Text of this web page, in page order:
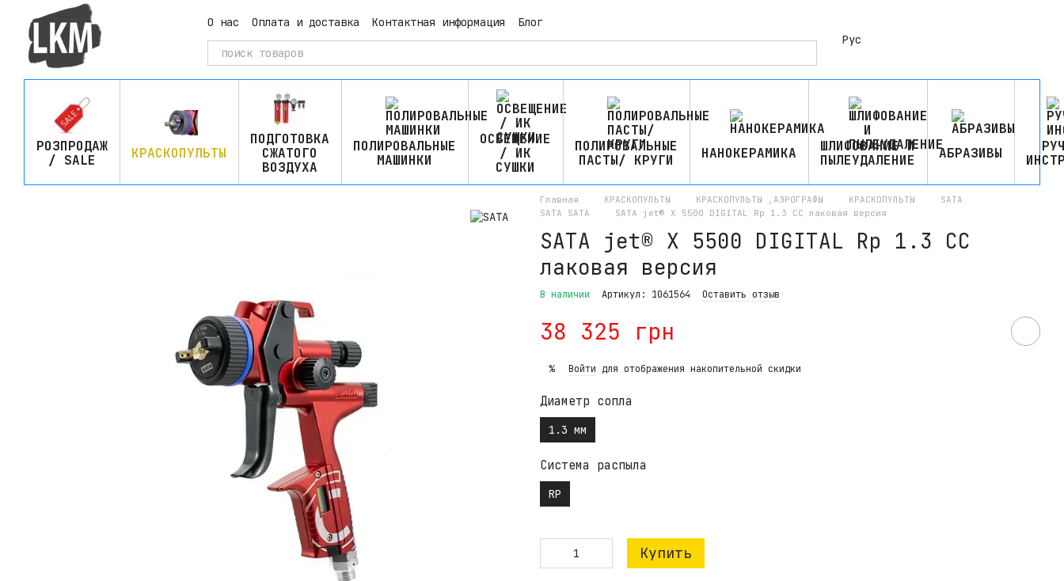
Перейти к основному контенту
О нас Оплата и доставка Контактная информация
Блог
Рус
РОЗПРОДАЖ
/ SALE
КРАСКОПУЛЬТЫ
ПОДГОТОВКА
СЖАТОГО
ВОЗДУХА
ПОЛИРОВАЛЬНЫЕ
МАШИНКИ
ОСВЕЩЕНИЕ
/ ИК
СУШКИ
ПОЛИРОВАЛЬНЫЕ
ПАСТЫ/ КРУГИ
НАНОКЕРАМИКА
ШЛИФОВАНИЕ И
ПЫЛЕУДАЛЕНИЕ
АБРАЗИВЫ
Главная КРАСКОПУЛЬТЫ КРАСКОПУЛЬТЫ ,АЭРОГРАФЫ КРАСКОПУЛЬТЫ
SATA
SATA SATA
SATA jet® X 5500 DIGITAL Rp 1.3 CC лаковая версия
SATA jet® X 5500 DIGITAL Rp 1.3 CC
лаковая версия
В наличии Артикул: 1061564 Оставить отзыв
38 325 грн
% Войти для отображения накопительной скидки
Диаметр сопла
1.3 мм
Система распыла
RP
Купить